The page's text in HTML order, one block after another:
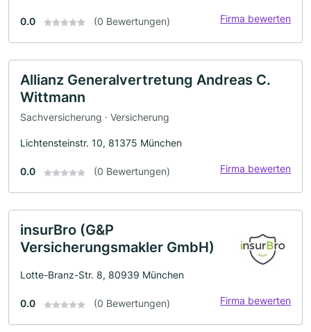
0.0 (0 Bewertungen) Firma bewerten
Allianz Generalvertretung Andreas C.
Wittmann
Sachversicherung · Versicherung
Lichtensteinstr. 10, 81375 München
0.0 (0 Bewertungen) Firma bewerten
insurBro (G&P
Versicherungsmakler GmbH)
Lotte-Branz-Str. 8, 80939 München
0.0 (0 Bewertungen) Firma bewerten